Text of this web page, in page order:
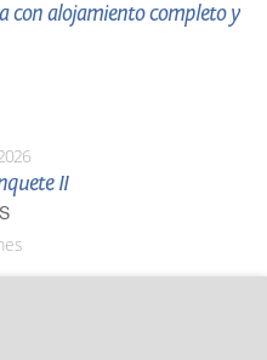
con alojamiento completo y
II